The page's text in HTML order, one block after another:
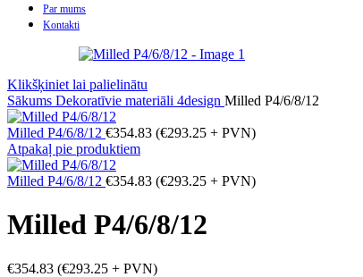
Par mums
Kontakti
Klikšķiniet lai palielinātu
Sākums Dekoratīvie materiāli 4design Milled P4/6/8/12
Milled P4/6/8/12 €354.83 (€293.25 + PVN)
Atpakaļ pie produktiem
Milled P4/6/8/12 €354.83 (€293.25 + PVN)
Milled P4/6/8/12
€354.83 (€293.25 + PVN)